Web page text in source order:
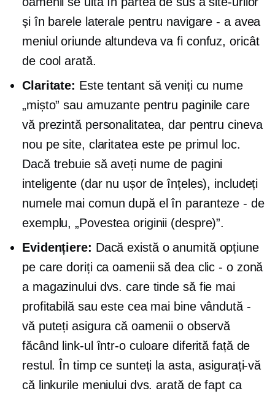
și în barele laterale pentru navigare - a avea
meniul oriunde altundeva va fi confuz, oricât
de cool arată.
Claritate: Este tentant să veniți cu nume
„mișto” sau amuzante pentru paginile care
vă prezintă personalitatea, dar pentru cineva
nou pe site, claritatea este pe primul loc.
Dacă trebuie să aveți nume de pagini
inteligente (dar nu ușor de înțeles), includeți
numele mai comun după el în paranteze - de
exemplu, „Povestea originii (despre)”.
Evidențiere: Dacă există o anumită opțiune
pe care doriți ca oamenii să dea clic - o zonă
a magazinului dvs. care tinde să fie mai
profitabilă sau este cea mai bine vândută -
vă puteți asigura că oamenii o observă
făcând link-ul într-o culoare diferită față de
restul. În timp ce sunteți la asta, asigurați-vă
că linkurile meniului dvs. arată de fapt ca